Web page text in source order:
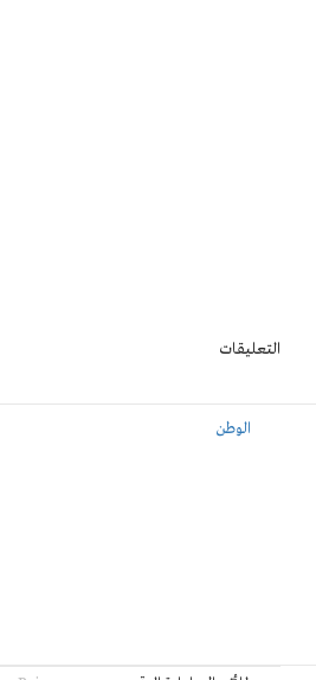
التعليقات
الوطن